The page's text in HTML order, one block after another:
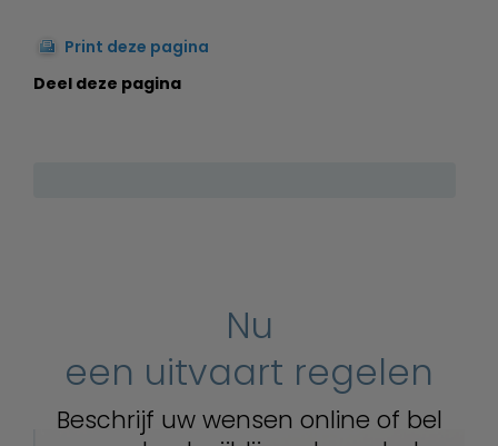
Print deze pagina
Deel deze pagina
Nu
een uitvaart regelen
Beschrijf uw wensen online of bel